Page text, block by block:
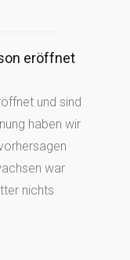
eröffnet
und sind
haben wir
war
nichts